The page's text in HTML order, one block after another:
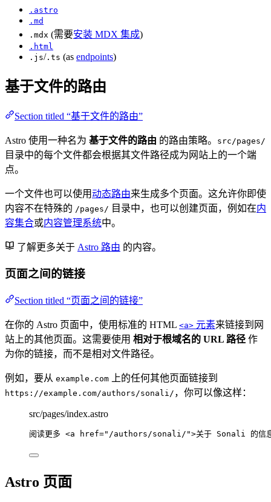
.astro
.md
.mdx (需要安装 MDX 集成)
.html
.js/.ts (as endpoints)
基于文件的路由
Section titled “基于文件的路由”
Astro 使用一种名为 基于文件的路由 的路由策略。 src/pages/
目录中的每个文件都会根据其文件路径成为网站上的一个端
点。
一个文件也可以使用动态路由来生成多个页面。这允许你即使
内容不在特殊的 /pages/ 目录中，也可以创建页面，例如在内
容集合或内容管理系统中。
了解更多关于 Astro 路由 的内容。
页面之间的链接
Section titled “页面之间的链接”
在你的 Astro 页面中，使用标准的 HTML <a> 元素来链接到网
站上的其他页面。这需要使用 相对于根域名的 URL 路径 作
为你的链接，而不是相对文件路径。
例如，要从 example.com 上的任何其他页面链接到
https://example.com/authors/sonali/ ，你可以像这样：
src/pages/index.astro
阅读更多 <a href=" /authors/sonali/ ">关于 Sonali 的信
Astro 页面